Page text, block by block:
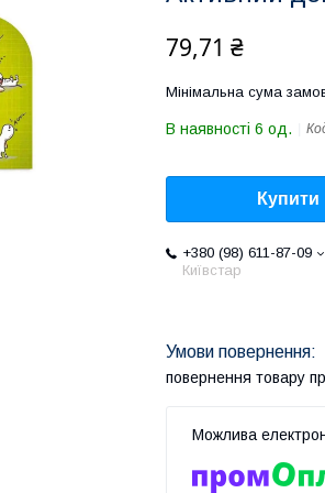
79,71 ₴
Мінімальна сума
В наявності 6 од.
Купити
+380 (98) 611-87-09
Київстар
повернення товару